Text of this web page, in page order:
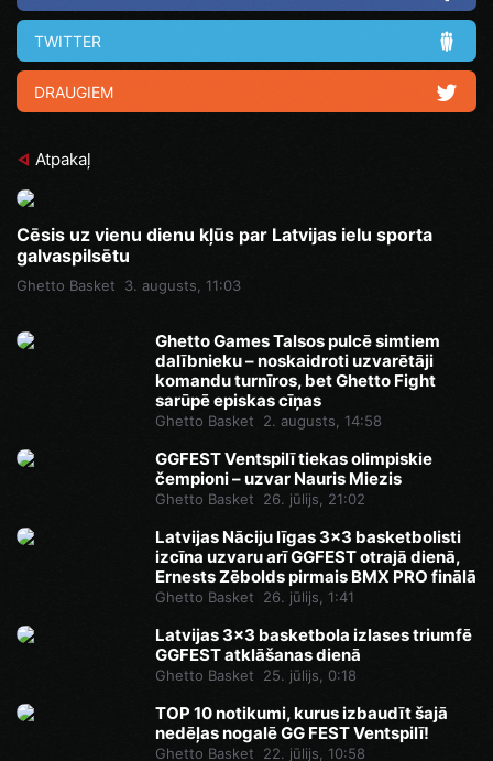
TWITTER
DRAUGIEM
Atpakaļ
Cēsis uz vienu dienu kļūs par Latvijas ielu sporta
galvaspilsētu
Ghetto Basket 3. augusts, 11:03
Ghetto Games Talsos pulcē simtiem
dalībnieku – noskaidroti uzvarētāji
komandu turnīros, bet Ghetto Fight
sarūpē episkas cīņas
Ghetto Basket 2. augusts, 14:58
GGFEST Ventspilī tiekas olimpiskie
čempioni – uzvar Nauris Miezis
Ghetto Basket 26. jūlijs, 21:02
Latvijas Nāciju līgas 3x3 basketbolisti
izcīna uzvaru arī GGFEST otrajā dienā,
Ernests Zēbolds pirmais BMX PRO finālā
Ghetto Basket 26. jūlijs, 1:41
Latvijas 3x3 basketbola izlases triumfē
GGFEST atklāšanas dienā
Ghetto Basket 25. jūlijs, 0:18
TOP 10 notikumi, kurus izbaudīt šajā
nedēļas nogalē GG FEST Ventspilī!
Ghetto Basket 22. jūlijs, 10:58